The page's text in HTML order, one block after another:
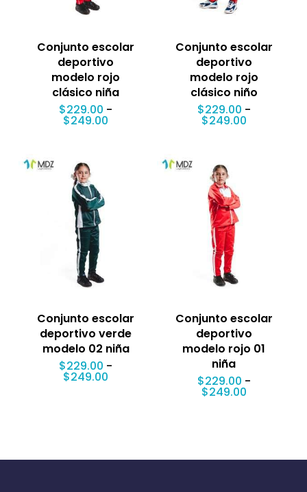
Conjunto escolar
deportivo
modelo rojo
clásico niña
$229.00 -
$249.00
Conjunto escolar
deportivo
modelo rojo
clásico niño
$229.00 -
$249.00Rango
Conjunto escolar
deportivo verde
modelo 02 niña
$229.00 -
$249.00
Conjunto escolar
deportivo
modelo rojo 01
niña
$229.00 -
$249.00Rango
$249.00